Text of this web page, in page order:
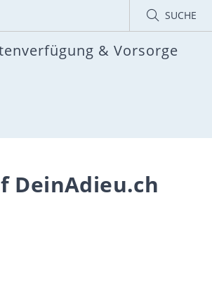
SUCHE
& Vorsorge
DeinAdieu.ch